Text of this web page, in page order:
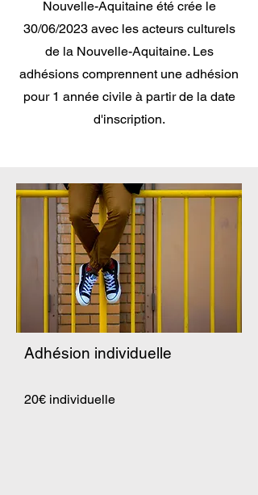
Nouvelle-Aquitaine été crée le
30/06/2023 avec les acteurs culturels
de la Nouvelle-Aquitaine. Les
adhésions comprennent une adhésion
pour 1 année civile à partir de la date
d'inscription.
Adhésion individuelle
20€ individuelle